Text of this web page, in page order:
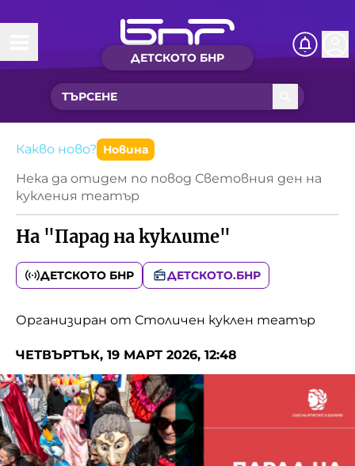
ДЕТСКОТО БНР
Начало
Какво ново?
Рубрики с вълшебства
Детско радио
Чуйте
Новините на детски език
Приказки
Песнички
Искри
Интересен архив
Нашите гости
Фантазирай
Приказки
История на изкуството
Кои сме ние?
За вас, родители
Какво ново? Новина
Нека да отидем по повод Световния ден на
кукления театър
На "Парад на куклите"
ДЕТСКОТО БНР ДЕТСКОТО.БНР
Организиран от Столичен куклен театър
ЧЕТВЪРТЪК, 19 МАРТ 2026, 12:48